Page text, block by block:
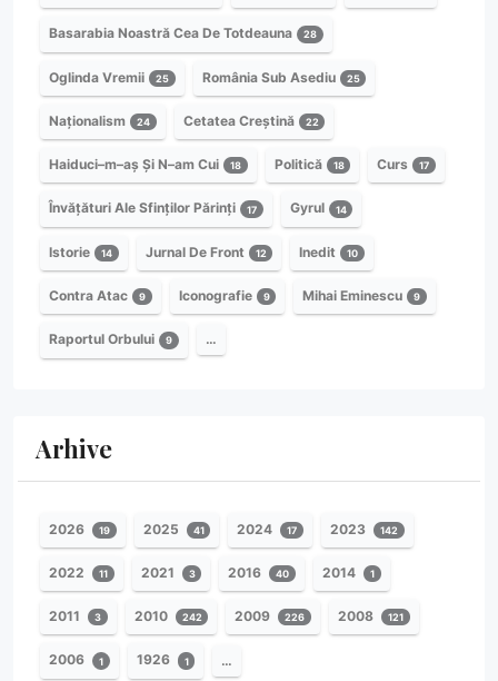
Basarabia Noastră Cea De Totdeauna 28
Oglinda Vremii 25 România Sub Asediu 25
Naționalism 24 Cetatea Creștină 22
Haiduci–m–aș Și N–am Cui 18 Politică 18 Curs 17
Învățături Ale Sfinților Părinți 17 Gyrul 14
Istorie 14 Jurnal De Front 12 Inedit 10
Contra Atac 9 Iconografie 9 Mihai Eminescu 9
Raportul Orbului 9 …
Arhive
2026 19 2025 41 2024 17 2023 142
2022 11 2021 3 2016 40 2014 1
2011 3 2010 242 2009 226 2008 121
2006 1 1926 1 …